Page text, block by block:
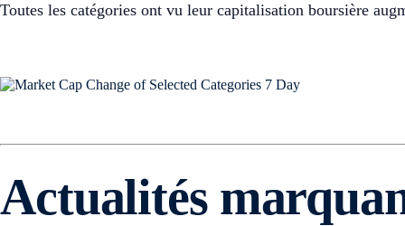
Toutes les catégories ont vu leur capitalisation boursière
Actualités